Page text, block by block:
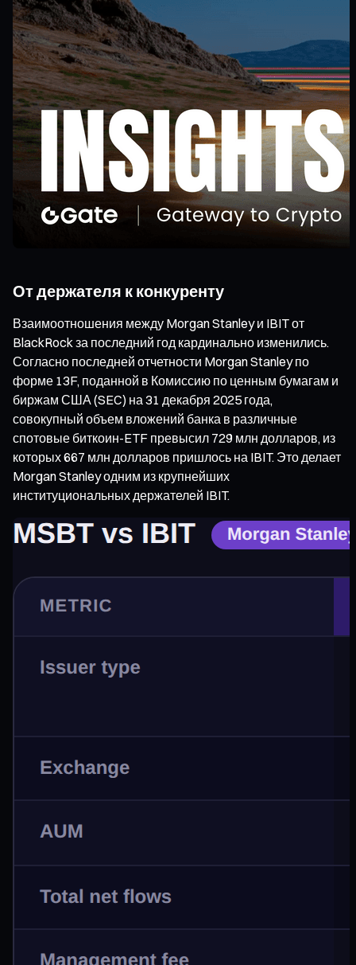
От держателя к конкуренту
Взаимоотношения между Morgan Stanley и IBIT от
BlackRock за последний год кардинально изменились.
Согласно последней отчетности Morgan Stanley по
форме 13F, поданной в Комиссию по ценным бумагам и
биржам США (SEC) на 31 декабря 2025 года,
совокупный объем вложений банка в различные
спотовые биткоин-ETF превысил 729 млн долларов, из
которых 667 млн долларов пришлось на IBIT. Это делает
Morgan Stanley одним из крупнейших
институциональных держателей IBIT.